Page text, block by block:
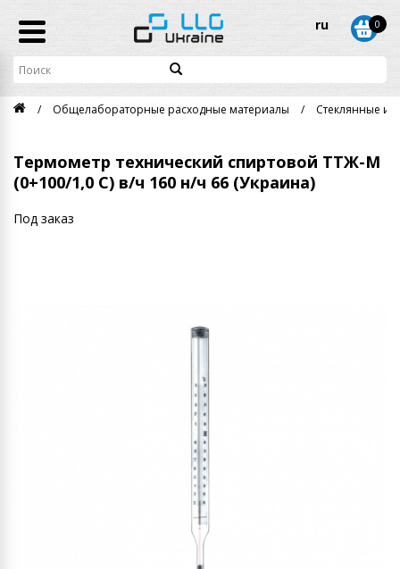
ru 0
Общелабораторные расходные материалы Стеклянные
Термометр технический спиртовой ТТЖ-М
(0+100/1,0 С) в/ч 160 н/ч 66 (Украина)
Под заказ